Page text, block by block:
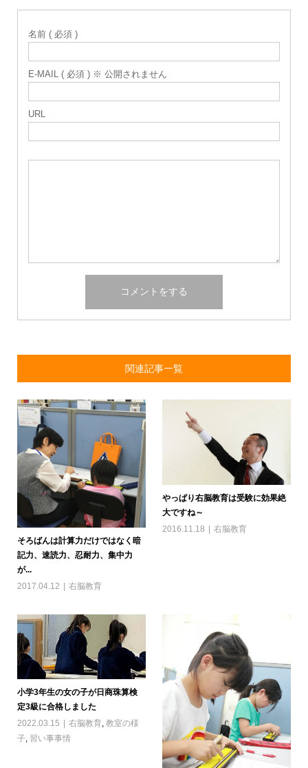
名前 ( 必須 )
E-MAIL ( 必須 ) ※ 公開されません
URL
関連記事一覧
そろばんは計算力だけではなく暗
記力、速読力、忍耐力、集中力
が...
2017.04.12
右脳教育
やっぱり右脳教育は受験に効果絶
大ですね～
2016.11.18
右脳教育
小学3年生の女の子が日商珠算検
定3級に合格しました
2022.03.15
右脳教育, 教室の様
子, 習い事事情